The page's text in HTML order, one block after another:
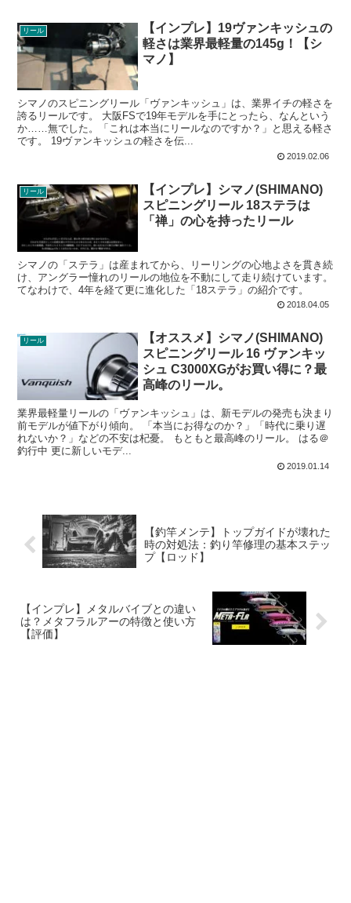
リール
【インプレ】19ヴァンキッシュの
軽さは業界最軽量の145g！【シ
マノ】
シマノのスピニングリール「ヴァンキッシュ」は、業界イチの軽さを
誇るリールです。 大阪FSで19年モデルを手にとったら、なんという
か……無でした。「これは本当にリールなのですか？」と思える軽さ
です。 19ヴァンキッシュの軽さを伝...
2019.02.06
リール
【インプレ】シマノ(SHIMANO)
スピニングリール 18ステラは
「禅」の心を持ったリール
シマノの「ステラ」は産まれてから、リーリングの心地よさを貫き続
け、アングラー憧れのリールの地位を不動にして走り続けています。
てなわけで、4年を経て更に進化した「18ステラ」の紹介です。
2018.04.05
リール
【オススメ】シマノ(SHIMANO)
スピニングリール 16 ヴァンキッ
シュ C3000XGがお買い得に？最
高峰のリール。
業界最軽量リールの「ヴァンキッシュ」は、新モデルの発売も決まり
前モデルが値下がり傾向。 「本当にお得なのか？」「時代に乗り遅
れないか？」などの不安は杞憂。 もともと最高峰のリール。 はる＠
釣行中 更に新しいモデ...
2019.01.14
【釣竿メンテ】トップガイドが壊れた
時の対処法：釣り竿修理の基本ステッ
プ【ロッド】
【インプレ】メタルバイブとの違い
は？メタフラルアーの特徴と使い方
【評価】